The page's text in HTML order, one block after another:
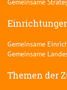
Gemeinsame
Gemeinsame
Themen der